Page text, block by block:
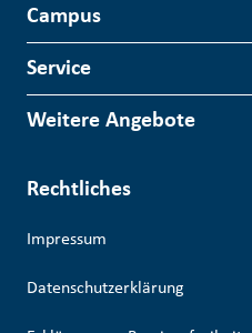
Campus
Service
Weitere Angebote
Rechtliches
Impressum
Datenschutzerklärung